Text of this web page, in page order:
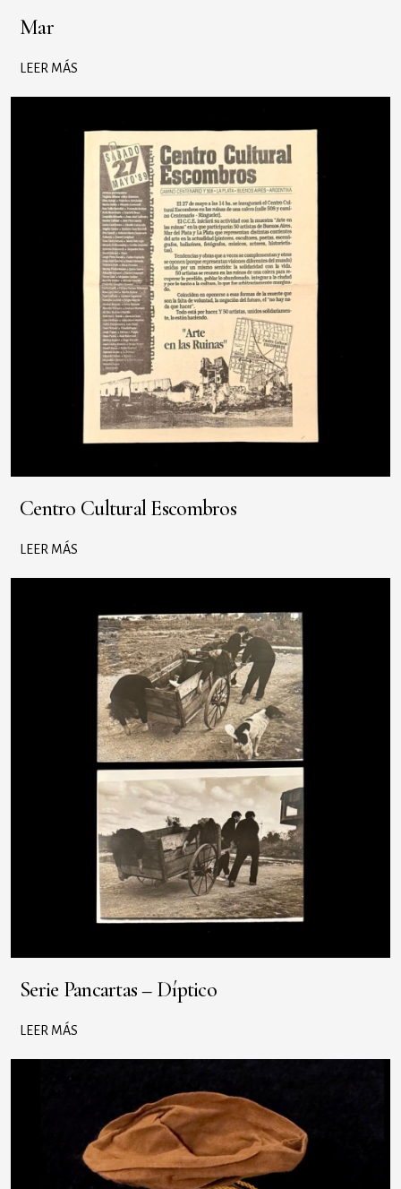
Mar
LEER MÁS
Centro Cultural Escombros
LEER MÁS
Serie Pancartas – Díptico
LEER MÁS